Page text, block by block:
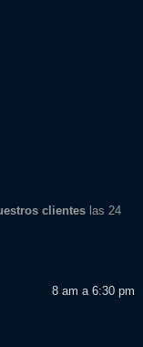
clienteslas 24
8 am a 6:30 pm